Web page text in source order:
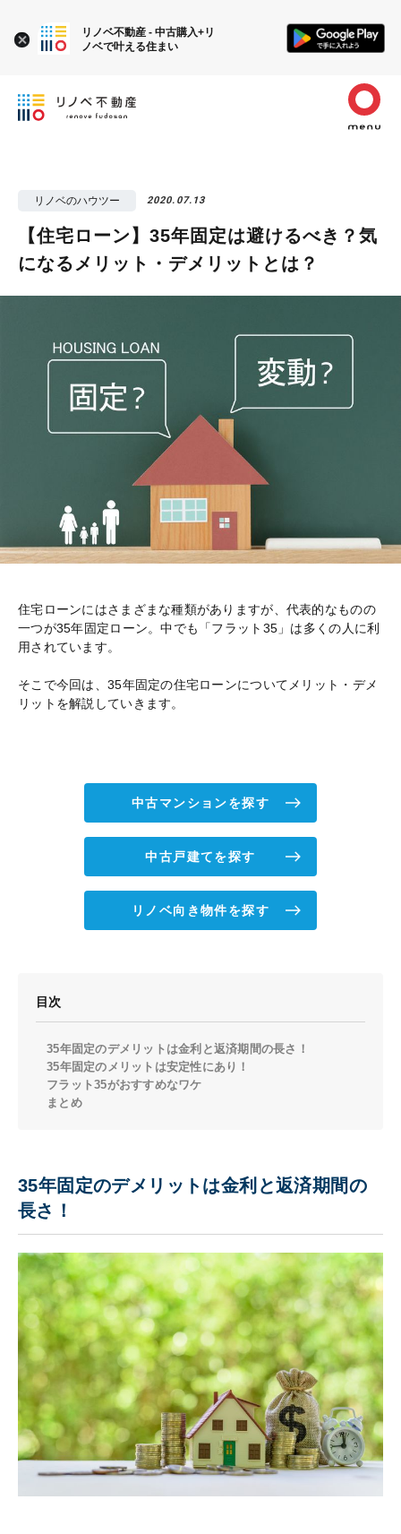
リノベのハウツー 2020.07.13
【住宅ローン】35年固定は避けるべき？気
になるメリット・デメリットとは？
住宅ローンにはさまざまな種類がありますが、代表的なものの
一つが35年固定ローン。中でも「フラット35」は多くの人に利
用されています。
そこで今回は、35年固定の住宅ローンについてメリット・デメ
リットを解説していきます。
中古マンションを探す
中古戸建てを探す
リノベ向き物件を探す
目次
35年固定のデメリットは金利と返済期間の長さ！
35年固定のメリットは安定性にあり！
フラット35がおすすめなワケ
まとめ
35年固定のデメリットは金利と返済期間の
長さ！
リノベ不動産 - 中古購入+リ
ノベで叶える住まい